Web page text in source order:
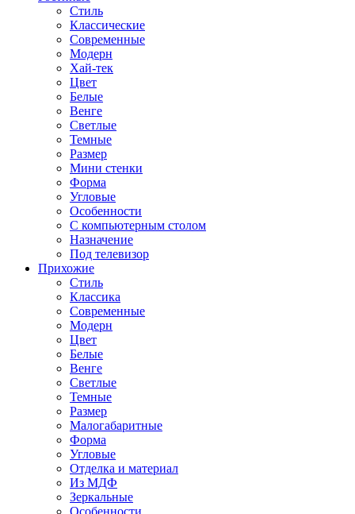
Стиль
Классические
Современные
Модерн
Хай-тек
Цвет
Белые
Венге
Светлые
Темные
Размер
Мини стенки
Форма
Угловые
Особенности
С компьютерным столом
Назначение
Под телевизор
Прихожие
Стиль
Классика
Современные
Модерн
Цвет
Белые
Венге
Светлые
Темные
Размер
Малогабаритные
Форма
Угловые
Отделка и материал
Из МДФ
Зеркальные
Особенности